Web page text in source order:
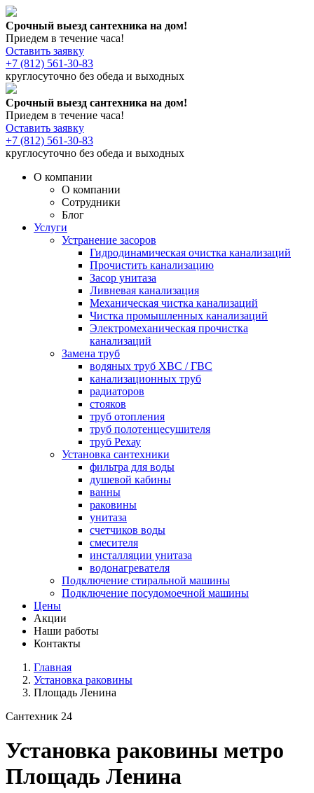
Срочный выезд сантехника на дом!
Приедем в течение часа!
Оставить заявку
+7 (812) 561-30-83
круглосуточно без обеда и выходных
Срочный выезд сантехника на дом!
Приедем в течение часа!
Оставить заявку
+7 (812) 561-30-83
круглосуточно без обеда и выходных
О компании
О компании
Сотрудники
Блог
Услуги
Устранение засоров
Гидродинамическая очистка канализаций
Прочистить канализацию
Засор унитаза
Ливневая канализация
Механическая чистка канализаций
Чистка промышленных канализаций
Электромеханическая прочистка
канализаций
Замена труб
водяных труб ХВС / ГВС
канализационных труб
радиаторов
стояков
труб отопления
труб полотенцесушителя
труб Рехау
Установка сантехники
фильтра для воды
душевой кабины
ванны
раковины
унитаза
счетчиков воды
смесителя
инсталляции унитаза
водонагревателя
Подключение стиральной машины
Подключение посудомоечной машины
Цены
Акции
Наши работы
Контакты
Главная
Установка раковины
Площадь Ленина
Сантехник 24
Установка раковины метро
Площадь Ленина